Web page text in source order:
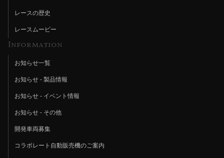
レースの歴史
レースムービー
Information
お知らせ一覧
お知らせ - 製品情報
お知らせ - イベント情報
お知らせ - その他
開発車両募集
コラボレート自動販売機のご案内